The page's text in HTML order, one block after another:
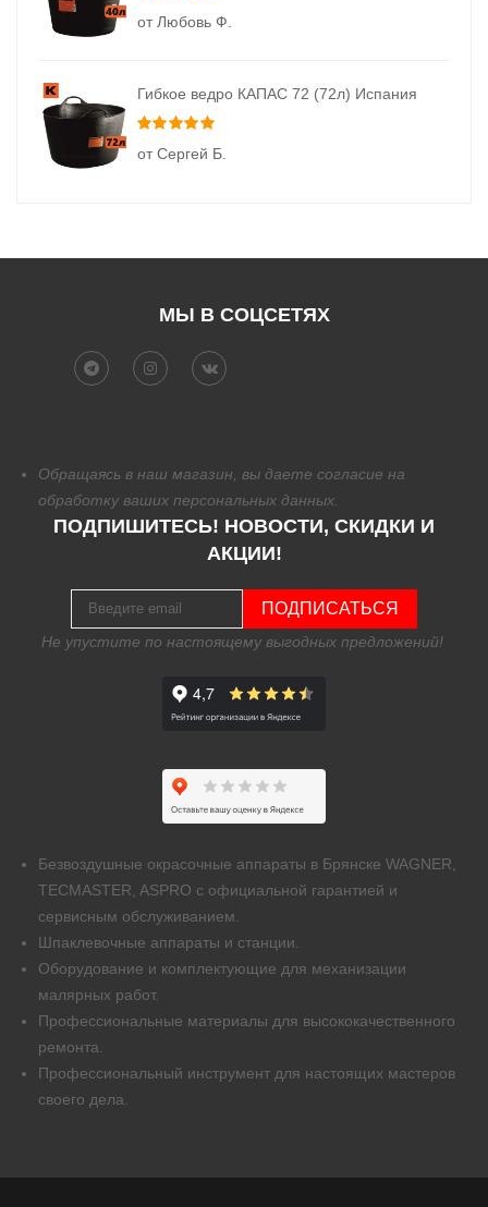
от Любовь Ф.
Гибкое ведро КАПАС 72 (72л) Испания
от Сергей Б.
МЫ В СОЦСЕТЯХ
Обращаясь в наш магазин, вы даете согласие на
обработку ваших персональных данных.
ПОДПИШИТЕСЬ! НОВОСТИ, СКИДКИ И
АКЦИИ!
ПОДПИСАТЬСЯ
Не упустите по настоящему выгодных предложений!
Безвоздушные окрасочные аппараты в Брянске WAGNER,
TECMASTER, ASPRO с официальной гарантией и
сервисным обслуживанием.
Шпаклевочные аппараты и станции.
Оборудование и комплектующие для механизации
малярных работ.
Профессиональные материалы для высококачественного
ремонта.
Профессиональный инструмент для настоящих мастеров
своего дела.